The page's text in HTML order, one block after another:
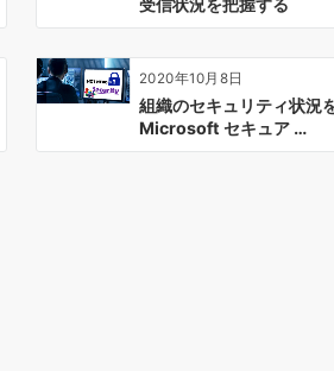
受信状況を把握する
2020年10月8日
組織のセキュリティ状況
Microsoft セキュア …